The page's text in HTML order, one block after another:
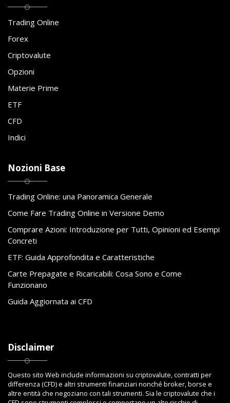
Trading Online
Forex
Criptovalute
Opzioni
Materie Prime
ETF
CFD
Indici
Nozioni Base
Trading Online: una Panoramica Generale
Come Fare Trading Online in Versione Demo
Comprare Azioni: Introduzione per Tutti, Opinioni ed Esempi
Concreti
ETF: Guida Approfondita e Caratteristiche
Carte Prepagate e Ricaricabili: Cosa Sono e Come
Funzionano
Guida Aggiornata ai CFD
Disclaimer
Questo sito Web include informazioni su criptovalute, contratti per
differenza (CFD) e altri strumenti finanziari nonché broker, borse e
altre entità che negoziano con tali strumenti. Sia le criptovalute che i